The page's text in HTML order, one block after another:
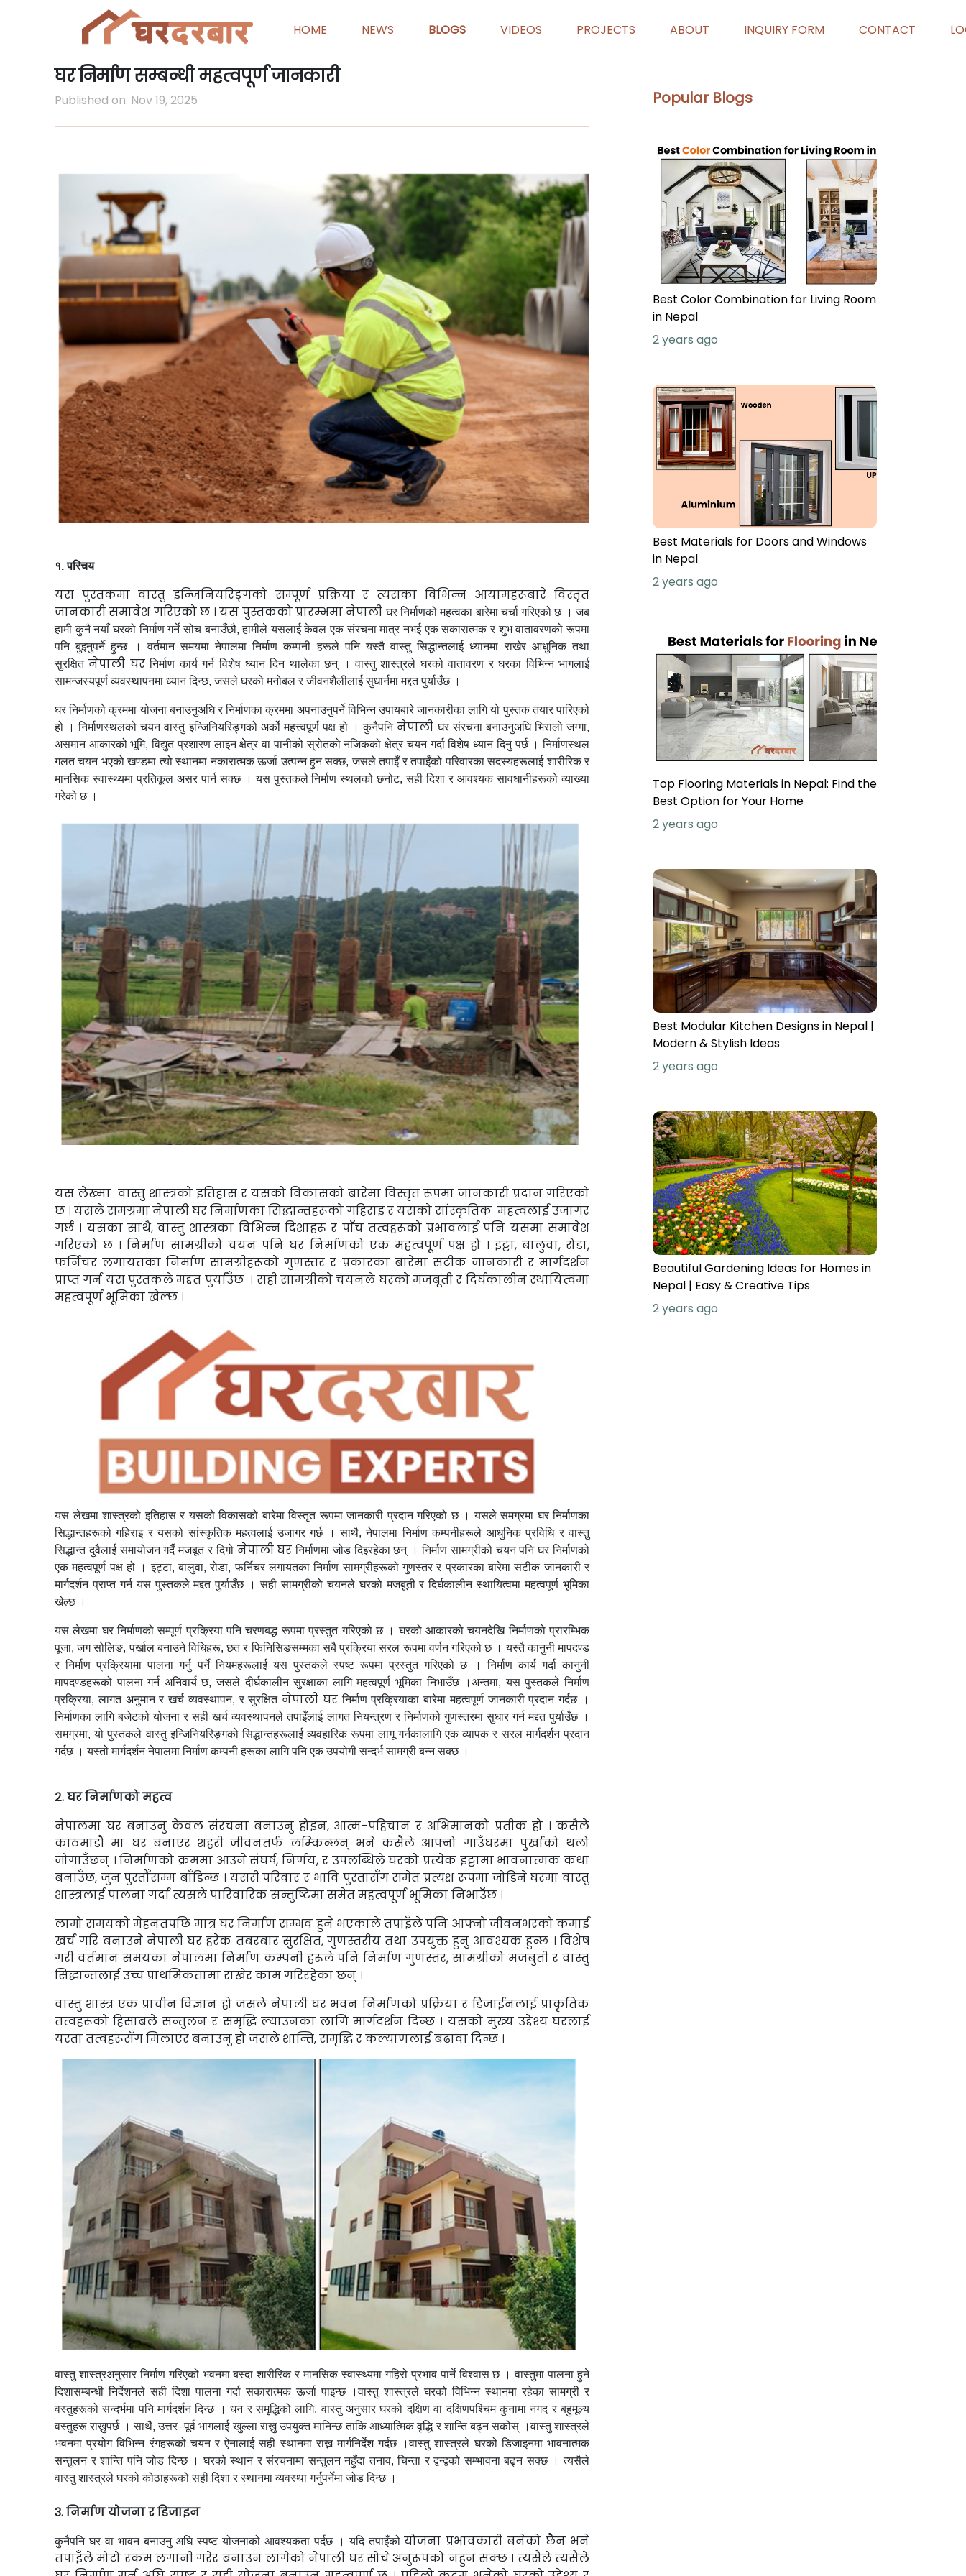
HOME NEWS BLOGS VIDEOS PROJECTS ABOUT INQUIRY FORM CONTACT
घर निर्माण सम्बन्धी महत्वपूर्ण जानकारी
Published on: Nov 19, 2025
१. परिचय
यस पुस्तकमा वास्तु इन्जिनियरिङ्गको सम्पूर्ण प्रक्रिया र त्यसका विभिन्न आयामहरूबारे विस्तृत
जानकारी समावेश गरिएको छ । यस पुस्तकको प्रारम्भमानेपालीघर निर्माणको महत्वका बारेमा चर्चा गरिएको छ । जब
हामी कुनै नयाँ घरको निर्माण गर्ने सोच बनाउँछौ, हामीले यसलाई केवल एक संरचना मात्र नभई एक सकारात्मक र शुभ वातावरणको रूपमा
पनि बुझ्नुपर्ने हुन्छ । वर्तमान समयमा नेपालमा निर्माण कम्पनी हरूले पनि यस्तै वास्तु सिद्धान्तलाई ध्यानमा राखेर आधुनिक तथा
सुरक्षितनेपाली घरनिर्माण कार्य गर्न विशेष ध्यान दिन थालेका छन् । वास्तु शास्त्रले घरको वातावरण र घरका विभिन्न भागलाई
सामन्जस्यपूर्ण व्यवस्थापनमा ध्यान दिन्छ, जसले घरको मनोबल र जीवनशैलीलाई सुधार्नमा मद्दत पुर्याउँछ ।
घर निर्माणको क्रममा योजना बनाउनुअघि र निर्माणका क्रममा अपनाउनुपर्ने विभिन्न उपायबारे जानकारीका लागि यो पुस्तक तयार पारिएको
हो । निर्माणस्थलको चयन वास्तु इन्जिनियरिङ्गको अर्को महत्त्वपूर्ण पक्ष हो । कुनैपनिनेपालीघर संरचना बनाउनुअघि भिरालो जग्गा,
असमान आकारको भूमि, विद्युत प्रशारण लाइन क्षेत्र वा पानीको स्रोतको नजिकको क्षेत्र चयन गर्दा विशेष ध्यान दिनु पर्छ । निर्माणस्थल
गलत चयन भएको खण्डमा त्यो स्थानमा नकारात्मक ऊर्जा उत्पन्न हुन सक्छ, जसले तपाइँ र तपाइँको परिवारका सदस्यहरूलाई शारीरिक र
मानसिक स्वास्थ्यमा प्रतिकूल असर पार्न सक्छ । यस पुस्तकले निर्माण स्थलको छनोट, सही दिशा र आवश्यक सावधानीहरूको व्याख्या
गरेको छ ।
यस लेख्मा वास्तु शास्त्रको इतिहास र यसको विकासको बारेमा विस्तृत रूपमा जानकारी प्रदान गरिएको
छ । यसले समग्रमानेपाली घरनिर्माणका सिद्धान्तहरूको गहिराइ र यसको सांस्कृतिक महत्वलाई उजागर
गर्छ । यसका साथै, वास्तु शास्त्रका विभिन्न दिशाहरू र पाँच तत्वहरूकोप्रभावलाई पनि यसमा समावेश
गरिएको छ । निर्माण सामग्रीको चयन पनि घर निर्माणको एक महत्वपूर्ण पक्ष हो । इट्टा, बालुवा, रोडा,
फर्निचर लगायतका निर्माण सामग्रीहरूको गुणस्तर र प्रकारका बारेमा सटीक जानकारी र मार्गदर्शन
प्राप्त गर्न यस पुस्तकले मद्दत पुर्याउँछ । सहीसामग्रीको चयनले घरको मजबूती र दिर्घकालीन स्थायित्वमा
महत्वपूर्ण भूमिका खेल्छ ।
यस लेखमा शास्त्रको इतिहास र यसको विकासको बारेमा विस्तृत रूपमा जानकारी प्रदान गरिएको छ । यसले समग्रमा घर निर्माणका
सिद्धान्तहरूको गहिराइ र यसको सांस्कृतिक महत्वलाई उजागर गर्छ । साथै, नेपालमा निर्माण कम्पनीहरूले आधुनिक प्रविधि र वास्तु
सिद्धान्त दुवैलाई समायोजन गर्दै मजबूत र दिगो नेपाली घरनिर्माणमा जोड दिइरहेका छन् । निर्माण सामग्रीको चयन पनि घर निर्माणको
एक महत्वपूर्ण पक्ष हो । इट्टा, बालुवा, रोडा, फर्निचर लगायतका निर्माण सामग्रीहरूको गुणस्तर र प्रकारका बारेमा सटीक जानकारी र
मार्गदर्शन प्राप्त गर्न यस पुस्तकले मद्दत पुर्याउँछ । सही सामग्रीको चयनले घरको मजबूती र दिर्घकालीन स्थायित्वमा महत्वपूर्ण भूमिका
खेल्छ ।
यसलेखमा घर निर्माणको सम्पूर्ण प्रक्रिया पनि चरणबद्ध रूपमा प्रस्तुत गरिएको छ । घरको आकारको चयनदेखि निर्माणको प्रारम्भिक
पूजा, जग सोलिङ, पर्खाल बनाउने विधिहरू, छत र फिनिसिङसम्मका सबै प्रक्रिया सरल रूपमा वर्णन गरिएको छ । यस्तै कानुनी मापदण्ड
र निर्माण प्रक्रियामा पालना गर्नु पर्ने नियमहरूलाई यस पुस्तकले स्पष्ट रूपमा प्रस्तुत गरिएको छ । निर्माण कार्य गर्दा कानुनी
मापदण्डहरूको पालना गर्न अनिवार्य छ, जसले दीर्घकालीन सुरक्षाका लागि महत्वपूर्ण भूमिका निभाउँछ ।अन्तमा, यस पुस्तकले निर्माण
प्रक्रिया, लागत अनुमान र खर्च व्यवस्थापन, र सुरक्षितनेपाली घरनिर्माण प्रक्रियाका बारेमा महत्वपूर्ण जानकारी प्रदान गर्दछ ।
निर्माणका लागि बजेटको योजना र सही खर्च व्यवस्थापनले तपाइँलाई लागत नियन्त्रण र निर्माणको गुणस्तरमा सुधार गर्न मद्दत पुर्याउँछ ।
समग्रमा, यो पुस्तकले वास्तु इन्जिनियरिङ्गको सिद्धान्तहरूलाई व्यवहारिक रूपमा लागू गर्नकालागि एक व्यापक र सरल मार्गदर्शन प्रदान
गर्दछ । यस्तो मार्गदर्शन नेपालमा निर्माण कम्पनी हरूका लागि पनि एक उपयोगी सन्दर्भ सामग्री बन्न सक्छ ।
२. घर निर्माणको महत्व
नेपालमा घर बनाउनु केवल संरचना बनाउनु होइन, आत्म–पहिचान र अभिमानको प्रतीक हो । कसैले
काठमाडौं मा घर बनाएर शहरी जीवनतर्फ लम्किन्छन् भने कसैले आफ्नो गाउँघरमा पुर्खाको थलो
जोगाउँछन् । निर्माणको क्रममा आउने संघर्ष, निर्णय, र उपलब्धिले घरको प्रत्येक इट्टामा भावनात्मक कथा
बनाउँछ, जुन पुस्तौँसम्म बाँडिन्छ । यसरी परिवार र भावि पुस्तासँग समेत प्रत्यक्ष रूपमा जोडिने घरमा वास्तु
शास्त्रलाई पालना गर्दा त्यसले पारिवारिक सन्तुष्टिमा समेत महत्वपूर्ण भूमिका निभाउँछ ।
लामो समयको मेहनतपछि मात्र घर निर्माण सम्भव हुने भएकाले तपाइँले पनि आफ्नो जीवनभरको कमाई
खर्च गरि बनाउने नेपाली घर हरेक तबरबार सुरक्षित, गुणस्तरीय तथा उपयुक्त हुनु आवश्यक हुन्छ । विशेष
गरी वर्तमान समयका नेपालमा निर्माण कम्पनी हरूले पनि निर्माण गुणस्तर, सामग्रीको मजबुती र वास्तु
सिद्धान्तलाई उच्च प्राथमिकतामा राखेर काम गरिरहेका छन् ।
वास्तु शास्त्र एक प्राचीन विज्ञान हो जसले नेपाली घर भवन निर्माणको प्रक्रिया र डिजाईनलाई प्राकृतिक
तत्वहरूको हिसाबले सन्तुलन र समृद्धि ल्याउनका लागि मार्गदर्शन दिन्छ । यसको मुख्य उद्देश्य घरलाई
यस्ता तत्वहरूसँग मिलाएर बनाउनु हो जसले शान्ति, समृद्धि र कल्याणलाई बढावा दिन्छ ।
वास्तु शास्त्रअनुसार निर्माण गरिएको भवनमा बस्दा शारीरिक र मानसिक स्वास्थ्यमा गहिरो प्रभाव पार्ने विश्वास छ । वास्तुमा पालना हुने
दिशासम्बन्धी निर्देशनले सही दिशा पालना गर्दा सकारात्मक ऊर्जा पाइन्छ ।वास्तु शास्त्रले घरको विभिन्न स्थानमा रहेका सामग्री र
वस्तुहरूको सन्दर्भमा पनि मार्गदर्शन दिन्छ । धन र समृद्धिको लागि, वास्तु अनुसार घरको दक्षिण वा दक्षिणपश्चिम कुनामा नगद र बहुमूल्य
वस्तुहरू राख्नुपर्छ । साथै, उत्तर–पूर्व भागलाई खुल्ला राख्नु उपयुक्त मानिन्छ ताकि आध्यात्मिक वृद्धि र शान्ति बढ्न सकोस् ।वास्तु शास्त्रले
भवनमा प्रयोग विभिन्न रंगहरूको चयन र ऐनालाई सही स्थानमा राख्न मार्गनिर्देश गर्दछ ।वास्तु शास्त्रले घरको डिजाइनमा भावनात्मक
सन्तुलन र शान्ति पनि जोड दिन्छ । घरको स्थान र संरचनामा सन्तुलन नहुँदा तनाव, चिन्ता र द्वन्द्वको सम्भावना बढ्न सक्छ । त्यसैले
वास्तु शास्त्रले घरको कोठाहरूको सही दिशा र स्थानमा व्यवस्था गर्नुपर्नेमा जोड दिन्छ ।
३. निर्माण योजना र डिजाइन
कुनैपनि घर वा भावन बनाउनु अघि स्पष्ट योजनाको आवश्यकता पर्दछ । यदि तपाइँकोयोजना प्रभावकारी बनेको छैन भने
तपाइँले मोटो रकम लगानी गरेर बनाउन लागेकोनेपाली घरसोचे अनुरूपको नहुन सक्छ । त्यसैले त्यसैले
Popular Blogs
Best Color Combination for Living Room
in Nepal
2 years ago
Best Materials for Doors and Windows
in Nepal
2 years ago
Top Flooring Materials in Nepal: Find the
Best Option for Your Home
2 years ago
Best Modular Kitchen Designs in Nepal |
Modern & Stylish Ideas
2 years ago
Beautiful Gardening Ideas for Homes in
Nepal | Easy & Creative Tips
2 years ago